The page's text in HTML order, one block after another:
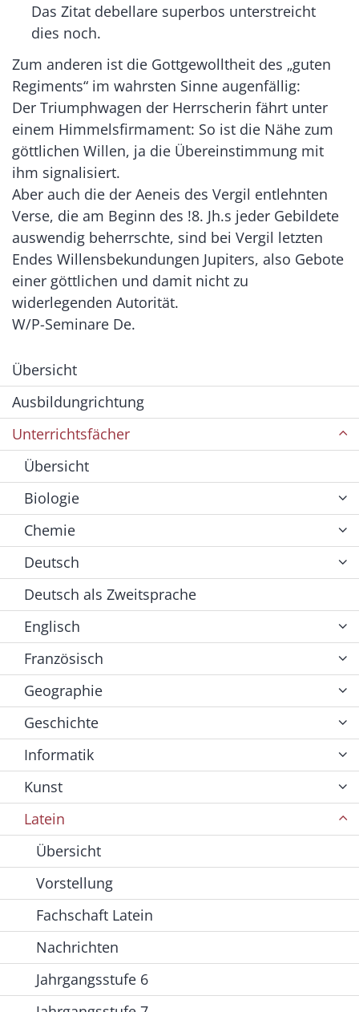
Das Zitat debellare superbos unterstreicht
dies noch.
Zum anderen ist die Gottgewolltheit des „guten
Regiments“ im wahrsten Sinne augenfällig:
Der Triumphwagen der Herrscherin fährt unter
einem Himmelsfirmament: So ist die Nähe zum
göttlichen Willen, ja die Übereinstimmung mit
ihm signalisiert.
Aber auch die der Aeneis des Vergil entlehnten
Verse, die am Beginn des !8. Jh.s jeder Gebildete
auswendig beherrschte, sind bei Vergil letzten
Endes Willensbekundungen Jupiters, also Gebote
einer göttlichen und damit nicht zu
widerlegenden Autorität.
W/P-Seminare De.
Übersicht
Ausbildungrichtung
Unterrichtsfächer
Übersicht
Biologie
Chemie
Deutsch
Deutsch als Zweitsprache
Englisch
Französisch
Geographie
Geschichte
Informatik
Kunst
Latein
Übersicht
Vorstellung
Fachschaft Latein
Nachrichten
Jahrgangsstufe 6